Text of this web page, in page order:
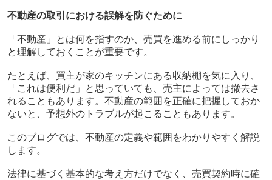
不動産の取引における誤解を防ぐために
「不動産」とは何を指すのか、売買を進める前にしっかり
と理解しておくことが重要です。
たとえば、買主が家のキッチンにある収納棚を気に入り、
「これは便利だ」と思っていても、売主によっては撤去さ
れることもあります。不動産の範囲を正確に把握しておか
ないと、予想外のトラブルが起こることもあります。
このブログでは、不動産の定義や範囲をわかりやすく解説
します。
法律に基づく基本的な考え方だけでなく、売買契約時に確